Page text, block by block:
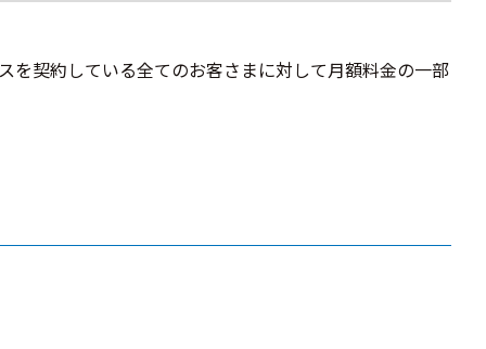
を契約している全てのお客さまに対して月額料金の一部